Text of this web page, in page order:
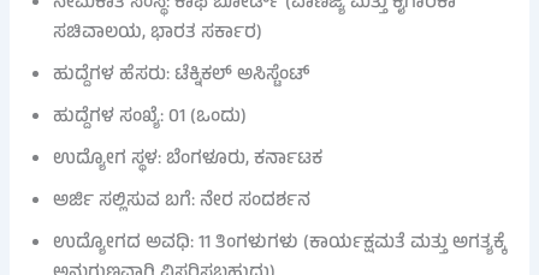
ಸಚಿವಾಲಯ, ಭಾರತ ಸರ್ಕಾರ)
ಹುದ್ದೆಗಳ ಹೆಸರು: ಟೆಕ್ನಿಕಲ್ ಅಸಿಸ್ಟೆಂಟ್
ಹುದ್ದೆಗಳ ಸಂಖ್ಯೆ: 01 (ಒಂದು)
ಉದ್ಯೋಗ ಸ್ಥಳ: ಬೆಂಗಳೂರು, ಕರ್ನಾಟಕ
ಅರ್ಜಿ ಸಲ್ಲಿಸುವ ಬಗೆ: ನೇರ ಸಂದರ್ಶನ
ಉದ್ಯೋಗದ ಅವಧಿ: 11 ತಿಂಗಳುಗಳು (ಕಾರ್ಯಕ್ಷಮತೆ ಮತ್ತು ಅಗತ್ಯಕ್ಕೆ